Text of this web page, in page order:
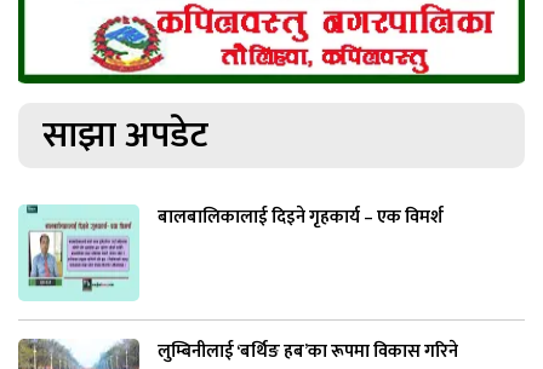
साझा अपडेट
बालबालिकालाई दिइने गृहकार्य – एक विमर्श
लुम्बिनीलाई ‘बर्थिङ हब’का रूपमा विकास गरिने